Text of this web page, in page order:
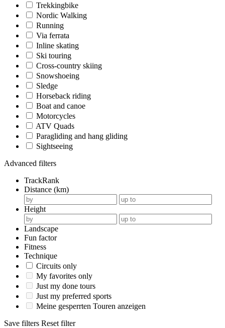
Trekkingbike
Nordic Walking
Running
Via ferrata
Inline skating
Ski touring
Cross-country skiing
Snowshoeing
Sledge
Horseback riding
Boat and canoe
Motorcycles
ATV Quads
Paragliding and hang gliding
Sightseeing
Advanced filters
TrackRank
Distance (km)
Height
Landscape
Fun factor
Fitness
Technique
Circuits only
My favorites only
Just my done tours
Just my preferred sports
Meine gesperrten Touren anzeigen
Save filters Reset filter